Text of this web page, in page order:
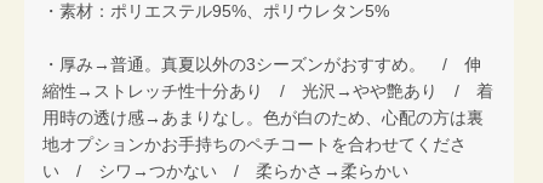
・素材：ポリエステル95%、ポリウレタン5%
・厚み→普通。真夏以外の3シーズンがおすすめ。 / 伸
縮性→ストレッチ性十分あり / 光沢→やや艶あり / 着
用時の透け感→あまりなし。色が白のため、心配の方は裏
地オプションかお手持ちのペチコートを合わせてくださ
い / シワ→つかない / 柔らかさ→柔らかい